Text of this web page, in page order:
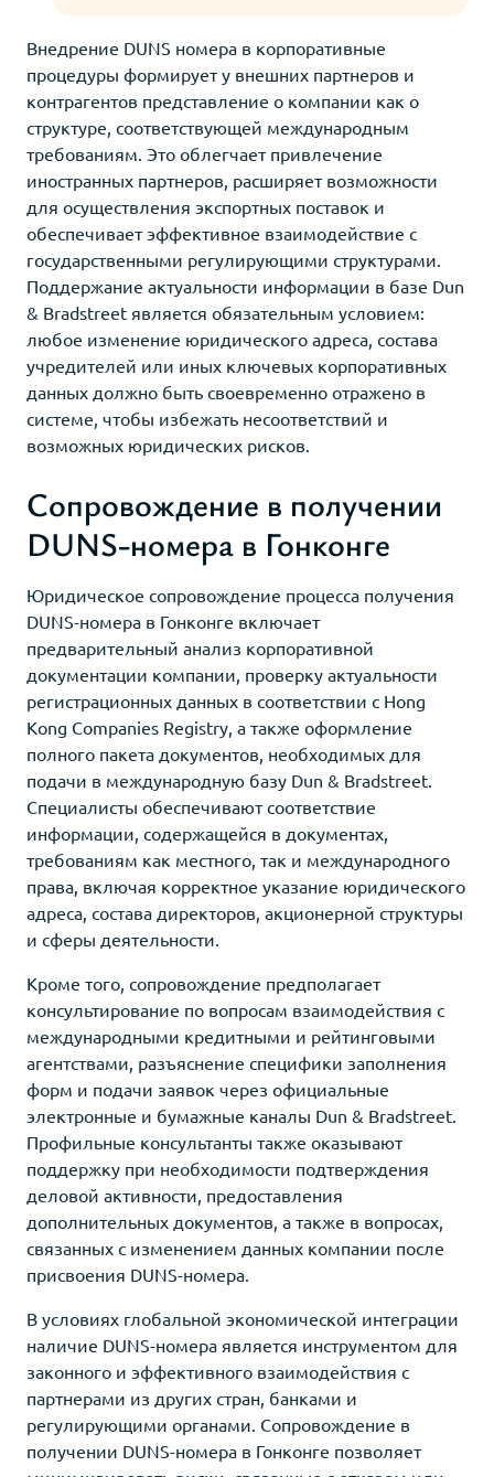
Внедрение DUNS номера в корпоративные
процедуры формирует у внешних партнеров и
контрагентов представление о компании как о
структуре, соответствующей международным
требованиям. Это облегчает привлечение
иностранных партнеров, расширяет возможности
для осуществления экспортных поставок и
обеспечивает эффективное взаимодействие с
государственными регулирующими структурами.
Поддержание актуальности информации в базе Dun
& Bradstreet является обязательным условием:
любое изменение юридического адреса, состава
учредителей или иных ключевых корпоративных
данных должно быть своевременно отражено в
системе, чтобы избежать несоответствий и
возможных юридических рисков.
Сопровождение в получении
DUNS-номера в Гонконге
Юридическое сопровождение процесса получения
DUNS-номера в Гонконге включает
предварительный анализ корпоративной
документации компании, проверку актуальности
регистрационных данных в соответствии с Hong
Kong Companies Registry, а также оформление
полного пакета документов, необходимых для
подачи в международную базу Dun & Bradstreet.
Специалисты обеспечивают соответствие
информации, содержащейся в документах,
требованиям как местного, так и международного
права, включая корректное указание юридического
адреса, состава директоров, акционерной структуры
и сферы деятельности.
Кроме того, сопровождение предполагает
консультирование по вопросам взаимодействия с
международными кредитными и рейтинговыми
агентствами, разъяснение специфики заполнения
форм и подачи заявок через официальные
электронные и бумажные каналы Dun & Bradstreet.
Профильные консультанты также оказывают
поддержку при необходимости подтверждения
деловой активности, предоставления
дополнительных документов, а также в вопросах,
связанных с изменением данных компании после
присвоения DUNS-номера.
В условиях глобальной экономической интеграции
наличие DUNS-номера является инструментом для
законного и эффективного взаимодействия с
партнерами из других стран, банками и
регулирующими органами. Сопровождение в
получении DUNS-номера в Гонконге позволяет